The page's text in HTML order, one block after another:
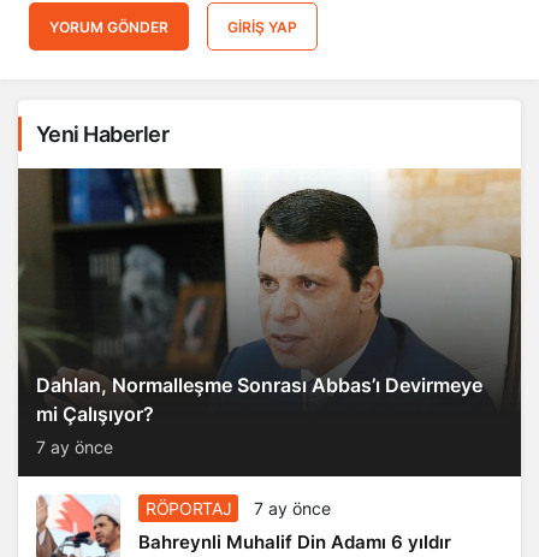
YORUM GÖNDER GIRIŞ YAP
Yeni Haberler
Dahlan, Normalleşme Sonrası Abbas’ı Devirmeye
mi Çalışıyor?
7 ay önce
RÖPORTAJ 7 ay önce
Bahreynli Muhalif Din Adamı 6 yıldır